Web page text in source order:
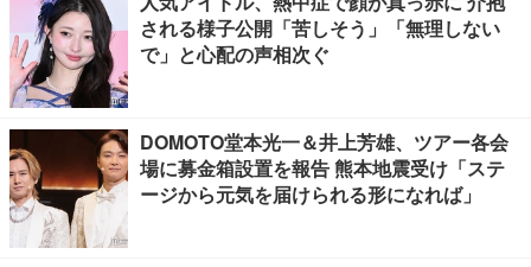
される様子公開「苦しそう」「無理しない
で」と心配の声相次ぐ
DOMOTO堂本光一＆井上芳雄、ツアー各会
場に募金箱設置を報告 熊本地震受け「ステ
ージから元気を届けられる形になれば」